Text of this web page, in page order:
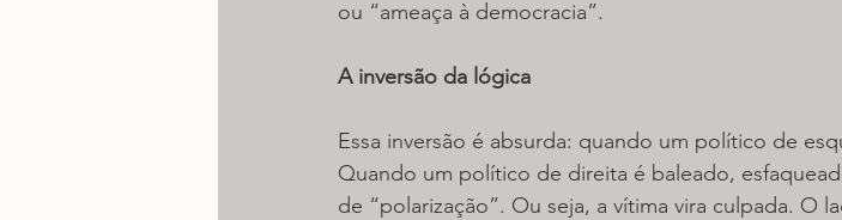
ou “ameaça à democracia”.
A inversão da lógica
Essa inversão é absurda: quando um político de
Quando um político de direita é baleado,
de “polarização”. Ou seja, a vítima vira culpada. O